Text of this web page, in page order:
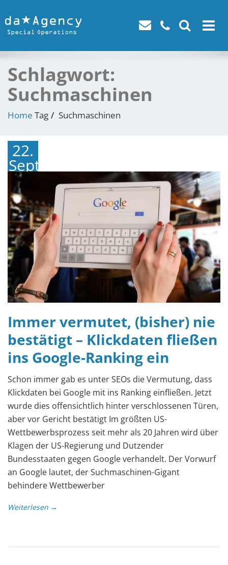
Toggle
Schlagwort:
Suchmaschinen
Home Tag Suchmaschinen
22.
September
2023
Immer vermutet, (bisher) nie
bestätigt – Klickdaten fließen
ins Google-Ranking ein
Schon immer gab es unter SEOs die Vermutung, dass
Klickdaten bei Google mit ins Ranking einfließen. Jetzt
wurde dies offensichtlich hinter verschlossenen Türen,
aber vor Gericht bestätigt Im größten US-
Wettbewerbsprozess seit mehr als 20 Jahren wird über
Klagen der US-Regierung und Dutzender
Bundesstaaten gegen Google verhandelt. Der Vorwurf
an Google lautet, der Suchmaschinen-Gigant
behindere Wettbewerber
Weiterlesen →